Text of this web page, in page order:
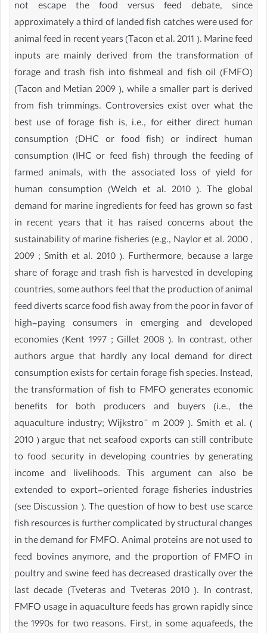
not escape the food versus feed debate, since
approximately a third of landed fish catches were used for
animal feed in recent years (Tacon et al. 2011 ). Marine feed
inputs are mainly derived from the transformation of
forage and trash fish into fishmeal and fish oil (FMFO)
(Tacon and Metian 2009 ), while a smaller part is derived
from fish trimmings. Controversies exist over what the
best use of forage fish is, i.e., for either direct human
consumption (DHC or food fish) or indirect human
consumption (IHC or feed fish) through the feeding of
farmed animals, with the associated loss of yield for
human consumption (Welch et al. 2010 ). The global
demand for marine ingredients for feed has grown so fast
in recent years that it has raised concerns about the
sustainability of marine fisheries (e.g., Naylor et al. 2000 ,
2009 ; Smith et al. 2010 ). Furthermore, because a large
share of forage and trash fish is harvested in developing
countries, some authors feel that the production of animal
feed diverts scarce food fish away from the poor in favor of
high-paying consumers in emerging and developed
economies (Kent 1997 ; Gillet 2008 ). In contrast, other
authors argue that hardly any local demand for direct
consumption exists for certain forage fish species. Instead,
the transformation of fish to FMFO generates economic
benefits for both producers and buyers (i.e., the
aquaculture industry; Wijkstro ̈ m 2009 ). Smith et al. (
2010 ) argue that net seafood exports can still contribute
to food security in developing countries by generating
income and livelihoods. This argument can also be
extended to export-oriented forage fisheries industries
(see Discussion ). The question of how to best use scarce
fish resources is further complicated by structural changes
in the demand for FMFO. Animal proteins are not used to
feed bovines anymore, and the proportion of FMFO in
poultry and swine feed has decreased drastically over the
last decade (Tveteras and Tveteras 2010 ). In contrast,
FMFO usage in aquaculture feeds has grown rapidly since
the 1990s for two reasons. First, in some aquafeeds, the